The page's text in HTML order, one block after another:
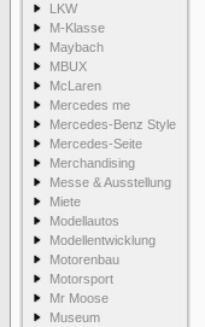
LKW
M-Klasse
Maybach
MBUX
McLaren
Mercedes me
Mercedes-Benz Style
Mercedes-Seite
Merchandising
Messe & Ausstellung
Miete
Modellautos
Modellentwicklung
Motorenbau
Motorsport
Mr Moose
Museum